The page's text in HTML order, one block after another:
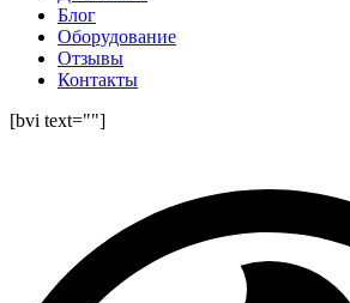
Блог
Оборудование
Отзывы
Контакты
[bvi text=""]